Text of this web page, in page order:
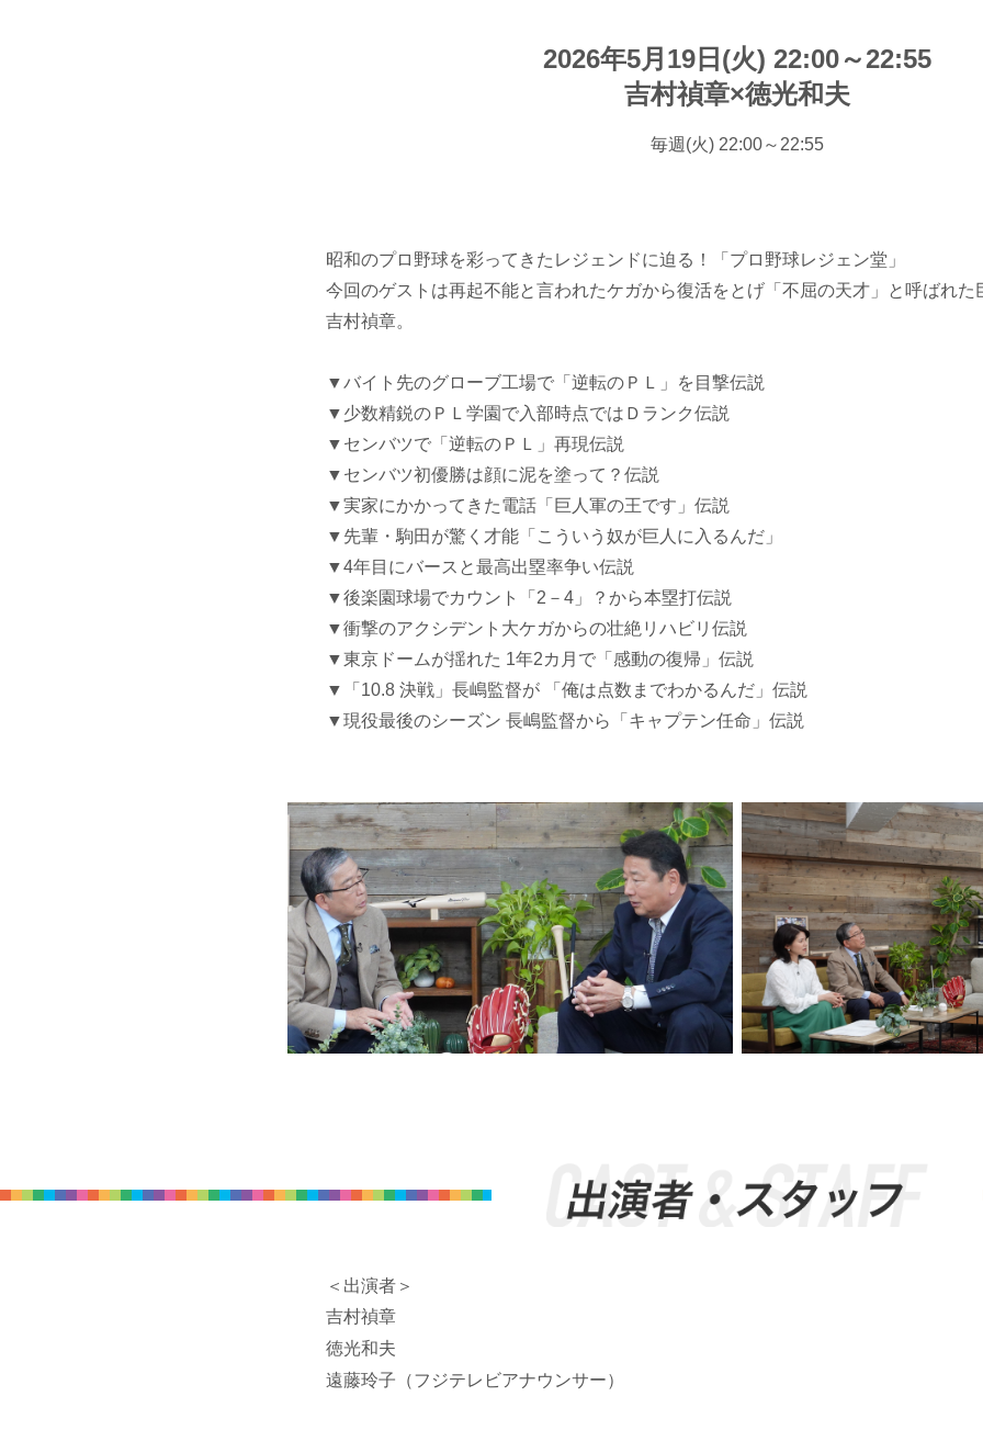
2026年5月19日(火) 22:00～22:55
吉村禎章×徳光和夫
毎週(火) 22:00～22:55
昭和のプロ野球を彩ってきたレジェンドに迫る！「プロ野球レジェン堂」
今回のゲストは再起不能と言われたケガから復活をとげ「不屈の天才」と呼ばれた
吉村禎章。
▼バイト先のグローブ工場で「逆転のＰＬ」を目撃伝説
▼少数精鋭のＰＬ学園で入部時点ではＤランク伝説
▼センバツで「逆転のＰＬ」再現伝説
▼センバツ初優勝は顔に泥を塗って？伝説
▼実家にかかってきた電話「巨人軍の王です」伝説
▼先輩・駒田が驚く才能「こういう奴が巨人に入るんだ」
▼4年目にバースと最高出塁率争い伝説
▼後楽園球場でカウント「2－4」？から本塁打伝説
▼衝撃のアクシデント大ケガからの壮絶リハビリ伝説
▼東京ドームが揺れた 1年2カ月で「感動の復帰」伝説
▼「10.8 決戦」長嶋監督が 「俺は点数までわかるんだ」伝説
▼現役最後のシーズン 長嶋監督から「キャプテン任命」伝説
＜出演者＞
吉村禎章
徳光和夫
遠藤玲子（フジテレビアナウンサー）